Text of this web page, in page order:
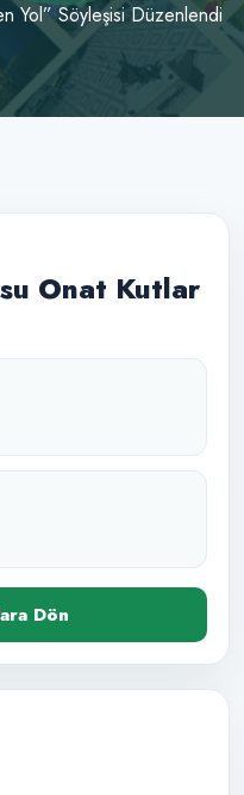
Yol” Söyleşisi Düzenlendi
Onat Kutlar
Dön